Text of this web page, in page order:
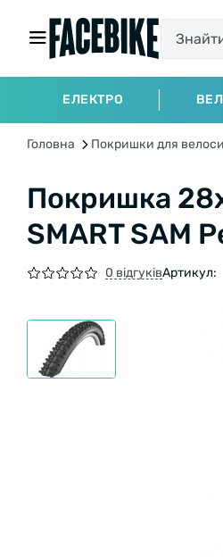
ЕЛЕКТРО
Головна Покришки для
Покришка
SMART SAM
0 відгуківАртикул: